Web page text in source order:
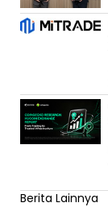
Berita Lainnya